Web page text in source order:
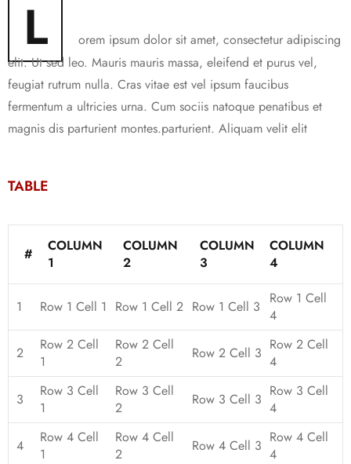
L
orem ipsum dolor sit amet, consectetur adipiscing
elit. Ut sed leo. Mauris mauris massa, eleifend et purus vel,
feugiat rutrum nulla. Cras vitae est vel ipsum faucibus
fermentum a ultricies urna. Cum sociis natoque penatibus et
magnis dis parturient montes.parturient. Aliquam velit elit
TABLE
#
COLUMN
1
COLUMN
2
COLUMN
3
COLUMN
4
1 Row 1 Cell 1 Row 1 Cell 2 Row 1 Cell 3
Row 1 Cell
4
2
Row 2 Cell
1
Row 2 Cell
2
Row 2 Cell 3 Row 2 Cell
4
3
Row 3 Cell
1
Row 3 Cell
2
Row 3 Cell 3 Row 3 Cell
4
4
Row 4 Cell
1
Row 4 Cell
2
Row 4 Cell 3 Row 4 Cell
4